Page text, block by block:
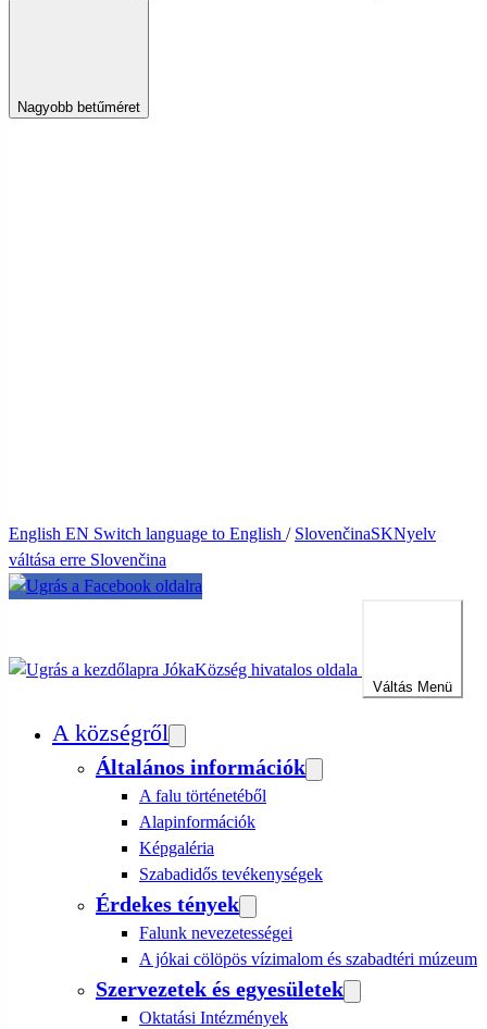
Nagyobb betűméret
English EN Switch language to English / SlovenčinaSKNyelv
váltása erre Slovenčina
JókaKözség hivatalos oldala
Váltás Menü
A községről
Általános információk
A falu történetéből
Alapinformációk
Képgaléria
Szabadidős tevékenységek
Érdekes tények
Falunk nevezetességei
A jókai cölöpös vízimalom és szabadtéri múzeum
Szervezetek és egyesületek
Oktatási Intézmények